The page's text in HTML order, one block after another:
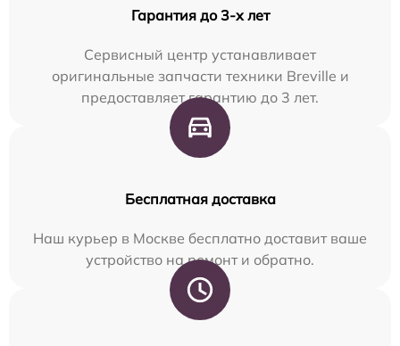
Гарантия до 3-х лет
Сервисный центр устанавливает
оригинальные запчасти техники Breville и
предоставляет гарантию до 3 лет.
Бесплатная доставка
Наш курьер в Москве бесплатно доставит ваше
устройство на ремонт и обратно.